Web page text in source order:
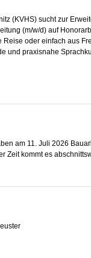
(KVHS) sucht zur
(m/w/d) auf
Reise oder einfach aus
und praxisnahe
am 11. Juli 2026
Zeit kommt es